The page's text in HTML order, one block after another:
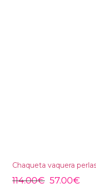
Chaqueta vaquera
114.00€ 57.00€